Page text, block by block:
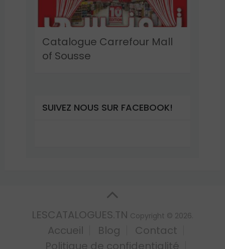
Catalogue Carrefour Mall
of Sousse
SUIVEZ NOUS SUR FACEBOOK!
LESCATALOGUES.TN Copyright © 2026.
Accueil Blog
Contact
Politique de confidentialité